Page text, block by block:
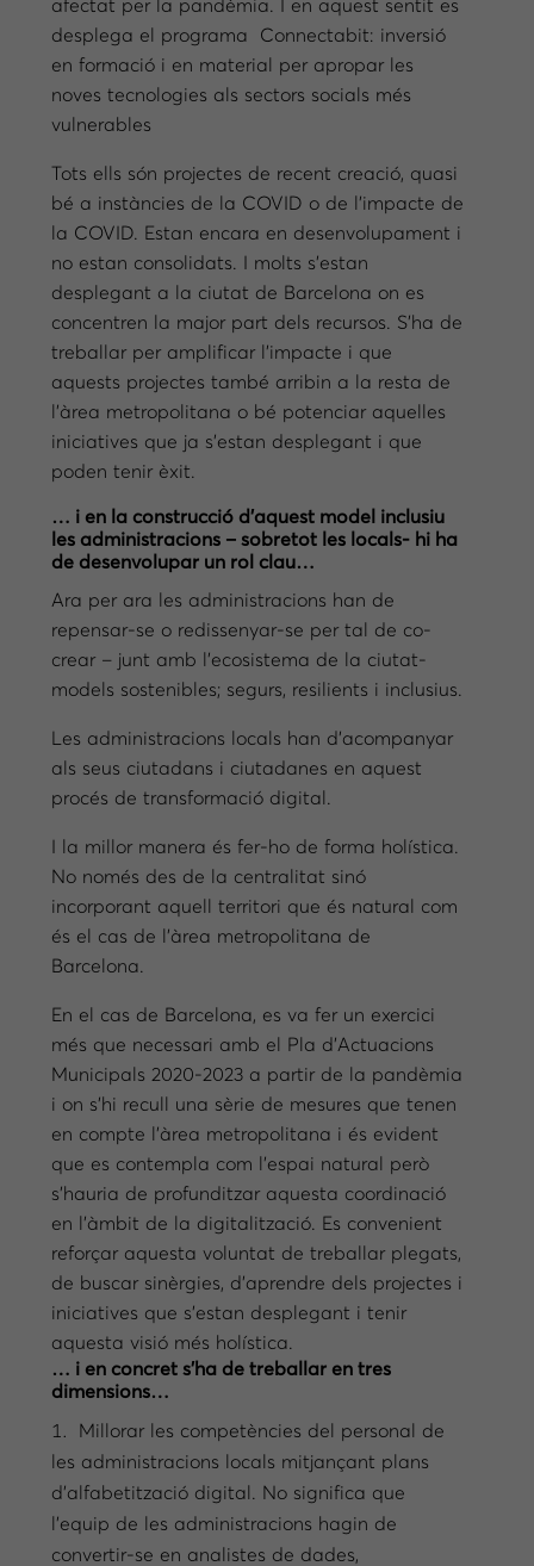
afectat per la pandèmia. I en aquest sentit es
desplega el programa Connectabit: inversió
en formació i en material per apropar les
noves tecnologies als sectors socials més
vulnerables
Tots ells són projectes de recent creació, quasi
bé a instàncies de la COVID o de l’impacte de
la COVID. Estan encara en desenvolupament i
no estan consolidats. I molts s’estan
desplegant a la ciutat de Barcelona on es
concentren la major part dels recursos. S’ha de
treballar per amplificar l’impacte i que
aquests projectes també arribin a la resta de
l’àrea metropolitana o bé potenciar aquelles
iniciatives que ja s’estan desplegant i que
poden tenir èxit.
… i en la construcció d’aquest model inclusiu
les administracions – sobretot les locals- hi ha
de desenvolupar un rol clau…
Ara per ara les administracions han de
repensar-se o redissenyar-se per tal de co-
crear – junt amb l’ecosistema de la ciutat-
models sostenibles; segurs, resilients i inclusius.
Les administracions locals han d’acompanyar
als seus ciutadans i ciutadanes en aquest
procés de transformació digital.
I la millor manera és fer-ho de forma holística.
No només des de la centralitat sinó
incorporant aquell territori que és natural com
és el cas de l’àrea metropolitana de
Barcelona.
En el cas de Barcelona, es va fer un exercici
més que necessari amb el Pla d’Actuacions
Municipals 2020-2023 a partir de la pandèmia
i on s’hi recull una sèrie de mesures que tenen
en compte l’àrea metropolitana i és evident
que es contempla com l’espai natural però
s’hauria de profunditzar aquesta coordinació
en l’àmbit de la digitalització. Es convenient
reforçar aquesta voluntat de treballar plegats,
de buscar sinèrgies, d’aprendre dels projectes i
iniciatives que s’estan desplegant i tenir
aquesta visió més holística.
… i en concret s’ha de treballar en tres
dimensions…
Millorar les competències del personal de
les administracions locals mitjançant plans
d’alfabetització digital. No significa que
l’equip de les administracions hagin de
convertir-se en analistes de dades,